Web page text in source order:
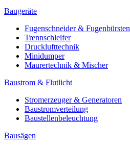
Baugeräte
Fugenschneider & Fugenbürsten
Trennschleifer
Drucklufttechnik
Minidumper
Maurertechnik & Mischer
Baustrom & Flutlicht
Stromerzeuger & Generatoren
Baustromverteilung
Baustellenbeleuchtung
Bausägen